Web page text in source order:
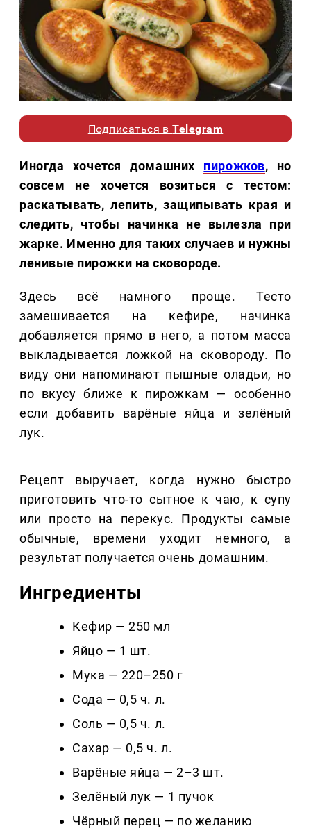
Подписаться вTelegram
Иногда хочется домашних пирожков, но
совсем не хочется возиться с тестом:
раскатывать, лепить, защипывать края и
следить, чтобы начинка не вылезла при
жарке. Именно для таких случаев и нужны
ленивые пирожки на сковороде.
Здесь всё намного проще. Тесто
замешивается на кефире, начинка
добавляется прямо в него, а потом масса
выкладывается ложкой на сковороду. По
виду они напоминают пышные оладьи, но
по вкусу ближе к пирожкам — особенно
если добавить варёные яйца и зелёный
лук.
Рецепт выручает, когда нужно быстро
приготовить что-то сытное к чаю, к супу
или просто на перекус. Продукты самые
обычные, времени уходит немного, а
результат получается очень домашним.
Ингредиенты
Кефир — 250 мл
Яйцо — 1 шт.
Мука — 220–250 г
Сода — 0,5 ч. л.
Соль — 0,5 ч. л.
Сахар — 0,5 ч. л.
Варёные яйца — 2–3 шт.
Зелёный лук — 1 пучок
Чёрный перец — по желанию